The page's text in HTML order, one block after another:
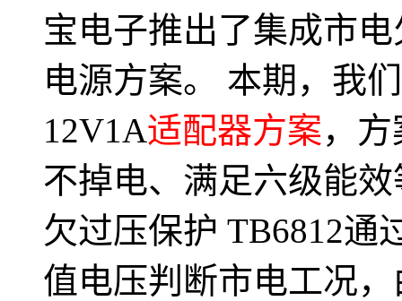
宝电子推出了集成市
电源方案。 本期，我
12V1A适配器方案，
不掉电、满足六级能
欠过压保护 TB6812通
值电压判断市电工况